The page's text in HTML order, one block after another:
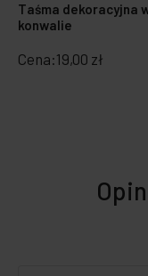
Taśma dekoracyjna
konwalie
Cena:19,00 zł